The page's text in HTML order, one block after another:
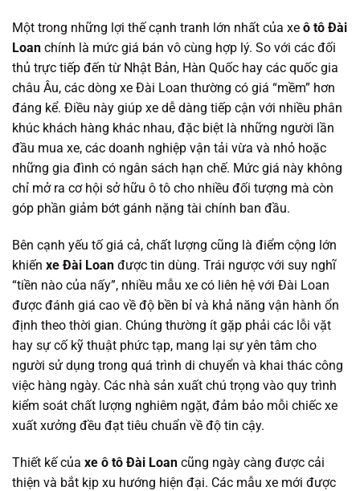
Một trong những lợi thế cạnh tranh lớn nhất của xe ô tô Đài
Loan chính là mức giá bán vô cùng hợp lý. So với các đối
thủ trực tiếp đến từ Nhật Bản, Hàn Quốc hay các quốc gia
châu Âu, các dòng xe Đài Loan thường có giá “mềm” hơn
đáng kể. Điều này giúp xe dễ dàng tiếp cận với nhiều phân
khúc khách hàng khác nhau, đặc biệt là những người lần
đầu mua xe, các doanh nghiệp vận tải vừa và nhỏ hoặc
những gia đình có ngân sách hạn chế. Mức giá này không
chỉ mở ra cơ hội sở hữu ô tô cho nhiều đối tượng mà còn
góp phần giảm bớt gánh nặng tài chính ban đầu.
Bên cạnh yếu tố giá cả, chất lượng cũng là điểm cộng lớn
khiến xe Đài Loan được tin dùng. Trái ngược với suy nghĩ
“tiền nào của nấy”, nhiều mẫu xe có liên hệ với Đài Loan
được đánh giá cao về độ bền bỉ và khả năng vận hành ổn
định theo thời gian. Chúng thường ít gặp phải các lỗi vặt
hay sự cố kỹ thuật phức tạp, mang lại sự yên tâm cho
người sử dụng trong quá trình di chuyển và khai thác công
việc hàng ngày. Các nhà sản xuất chú trọng vào quy trình
kiểm soát chất lượng nghiêm ngặt, đảm bảo mỗi chiếc xe
xuất xưởng đều đạt tiêu chuẩn về độ tin cậy.
Thiết kế của xe ô tô Đài Loan cũng ngày càng được cải
thiện và bắt kịp xu hướng hiện đại. Các mẫu xe mới được